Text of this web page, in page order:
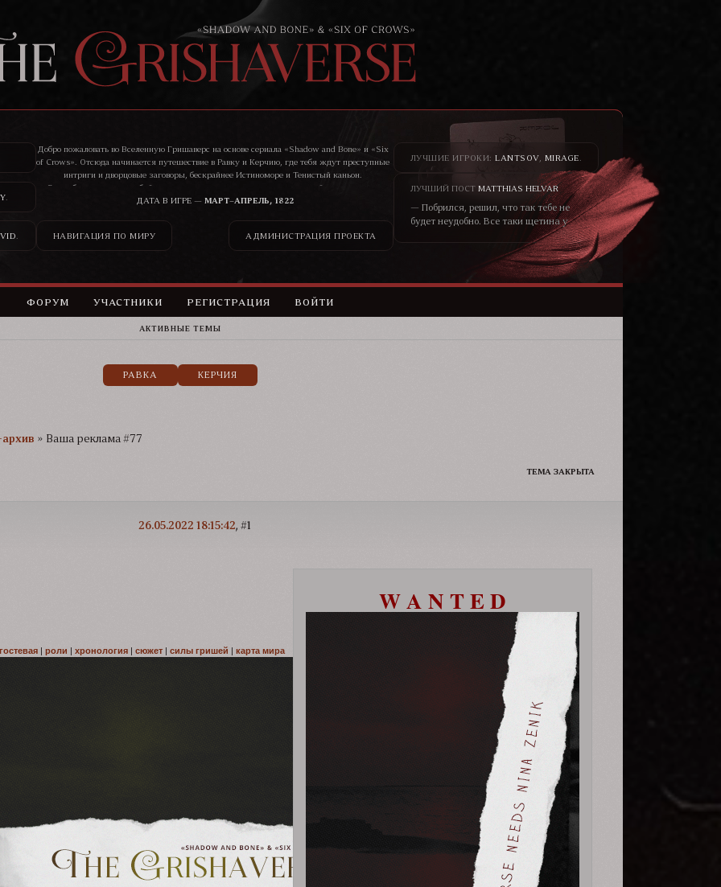
.
Добро пожаловать во Вселенную Гришаверс на основе сериала «Shadow and Bone» и «Six
of Crows». Отсюда начинается путешествие в Равку и Керчию, где тебя ждут преступные
интриги и дворцовые заговоры, бескрайнее Истиноморе и Тенистый каньон.
Здесь бандиты, воры, убийцы, цари и святые ведут нескончаемую войну, и никто не
сможет остаться в стороне от ее последствий.
ДАТА В ИГРЕ — МАРТ–АПРЕЛЬ, 1822
НАВИГАЦИЯ ПО МИРУ АДМИНИСТРАЦИЯ ПРОЕКТА
ЛУЧШИЕ ИГРОКИ: LANTSOV, MIRAGE
ЛУЧШИЙ ПОСТ MATTHIAS HELVAR
— Побрился, решил, что так тебе не
будет неудобно. Все таки щетина у
меня всегда была жёсткая, как
шерсть у медведя. – он хохотнул. —
Не думаю, что меня сторонятся
только из-за щетины. Скорее в
принципе от того, что я чужеземец.
уголки глаз блондина чуть сузились,
ФОРУМ УЧАСТНИКИ РЕГИСТРАЦИЯ ВОЙТИ
АКТИВНЫЕ ТЕМЫ
РАВКА КЕРЧИЯ
» Ваша реклама #77
ТЕМА ЗАКРЫТА
1
26.05.2022 18:15:42
гостевая | роли | хронология | сюжет | силы гришей | карта мира
W A N T E D